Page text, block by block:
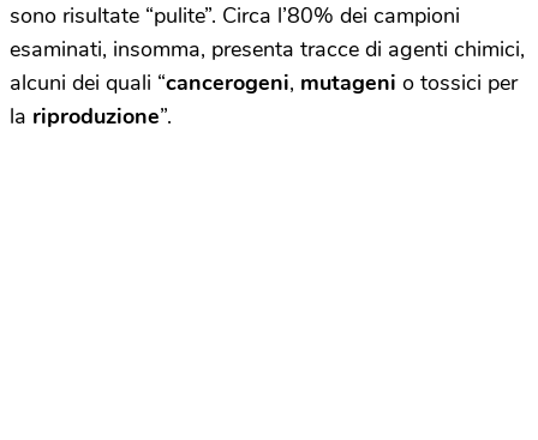
sono risultate “pulite”. Circa l’80% dei campioni
esaminati, insomma, presenta tracce di agenti chimici,
alcuni dei quali “cancerogeni, mutageni o tossici per
la riproduzione”.